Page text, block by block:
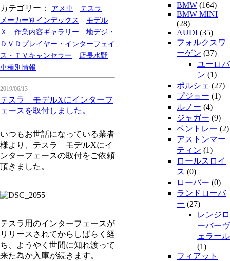
カテゴリー： アメ車
テスラ
メーカー別インデックス
モデル
Ｘ
作業内容ギャラリー
地デジ・
ＤＶＤプレイヤー・インターフェイ
ス・ＴＶキャンセラー
店長水野
車種別情報
2019/06/13
テスラ モデルXにインターフ
ェースを取付しました。
いつもお世話になっている業者
様より、テスラ モデルXにイ
ンターフェースの取付をご依頼
頂きました。
テスラ用のインターフェースが
リリースされてからしばらく経
ち、ようやく世間に知れ渡って
来た為か入庫が続きます。
BMW (164)
BMW MINI
(28)
AUDI (35)
フォルクスワ
ーゲン (37)
ユーロバ
ン (1)
ポルシェ (27)
プジョー (1)
ルノー (4)
ジャガー (9)
ベントレー (2)
アストンマー
ティン (1)
ロールスロイ
ス (0)
ローバー (0)
ランドローバ
ー (27)
レンジロ
ーバーヴ
ェラール
(1)
フィアット